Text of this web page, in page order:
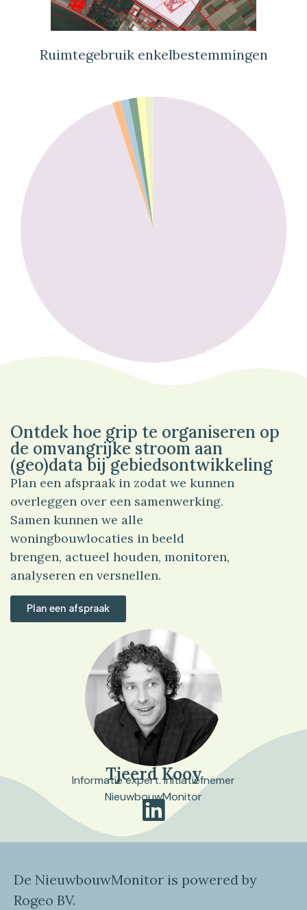
Ruimtegebruik enkelbestemmingen
Ontdek hoe grip te organiseren op
de omvangrijke stroom aan
(geo)data bij gebiedsontwikkeling
Plan een afspraak in zodat we kunnen
overleggen over een samenwerking.
Samen kunnen we alle
woningbouwlocaties in beeld
brengen, actueel houden, monitoren,
analyseren en versnellen.
Plan een afspraak
Tjeerd Kooy
Informatie expert. Initiatiefnemer
NieuwbouwMonitor
De NieuwbouwMonitor is powered by
Rogeo BV.